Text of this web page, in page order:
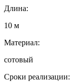
Длина:
10 м
Материал:
сотовый
Сроки реализации: